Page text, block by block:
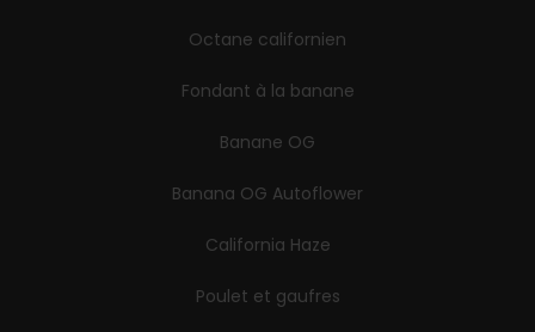
Octane californien
Fondant à la banane
Banane OG
Banana OG Autoflower
California Haze
Poulet et gaufres